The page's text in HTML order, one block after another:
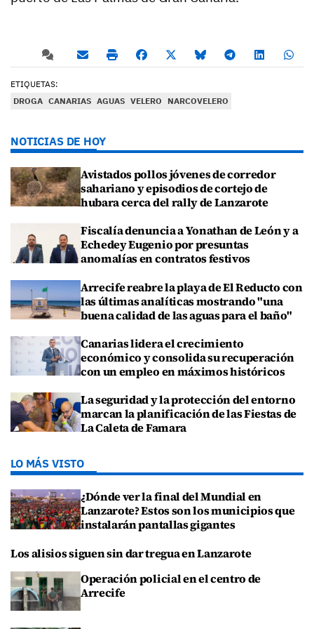
ETIQUETAS:
DROGA CANARIAS AGUAS VELERO NARCOVELERO
NOTICIAS DE HOY
Avistados pollos jóvenes de corredor
sahariano y episodios de cortejo de
hubara cerca del rally de Lanzarote
Fiscalía denuncia a Yonathan de León y a
Echedey Eugenio por presuntas
anomalías en contratos festivos
Arrecife reabre la playa de El Reducto con
las últimas analíticas mostrando "una
buena calidad de las aguas para el baño"
Canarias lidera el crecimiento
económico y consolida su recuperación
con un empleo en máximos históricos
La seguridad y la protección del entorno
marcan la planificación de las Fiestas de
La Caleta de Famara
LO MÁS VISTO
¿Dónde ver la final del Mundial en
Lanzarote? Estos son los municipios que
instalarán pantallas gigantes
Los alisios siguen sin dar tregua en Lanzarote
Operación policial en el centro de
Arrecife